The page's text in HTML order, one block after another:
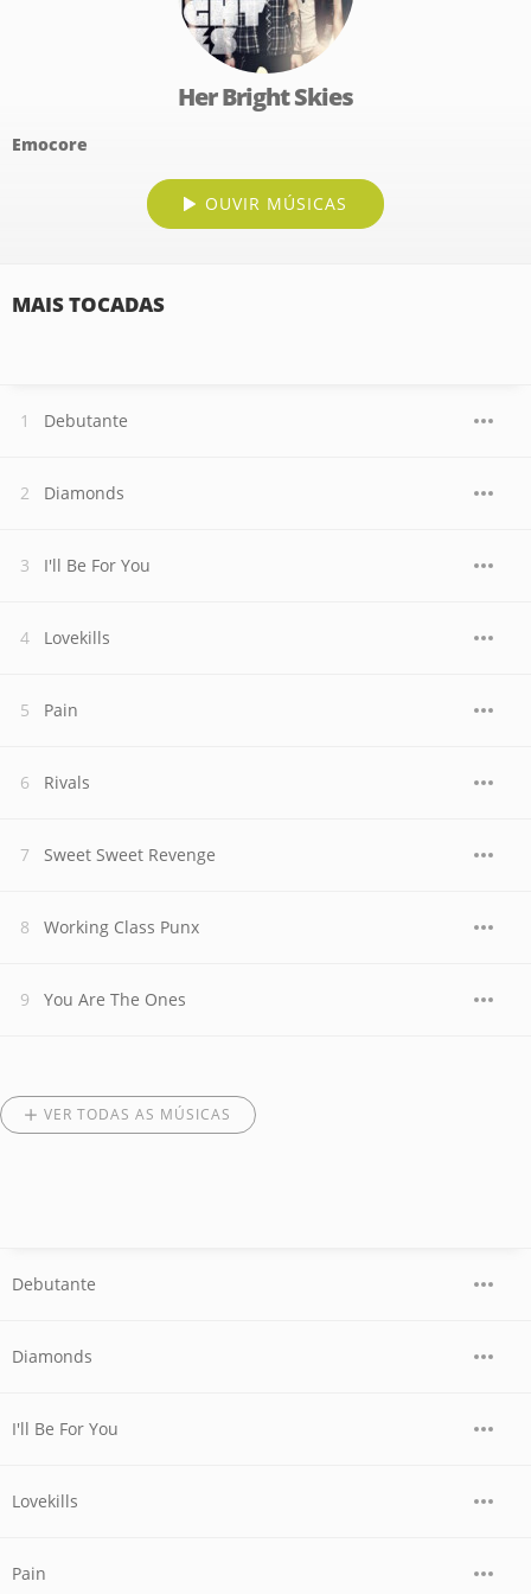
Her Bright Skies
Emocore
OUVIR MÚSICAS
MAIS TOCADAS
Debutante
Diamonds
I'll Be For You
Lovekills
Pain
Rivals
Sweet Sweet Revenge
Working Class Punx
You Are The Ones
VER TODAS AS MÚSICAS
Debutante
Diamonds
I'll Be For You
Lovekills
Pain